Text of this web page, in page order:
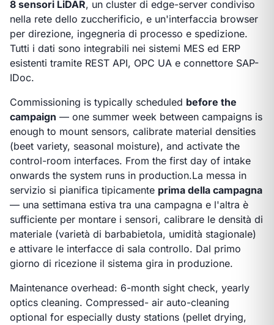
8 sensori LiDAR, un cluster di edge-server condiviso
nella rete dello zuccherificio, e un'interfaccia browser
per direzione, ingegneria di processo e spedizione.
Tutti i dati sono integrabili nei sistemi MES ed ERP
esistenti tramite REST API, OPC UA e connettore SAP-
IDoc.
Commissioning is typically scheduled before the
campaign — one summer week between campaigns is
enough to mount sensors, calibrate material densities
(beet variety, seasonal moisture), and activate the
control-room interfaces. From the first day of intake
onwards the system runs in production.La messa in
servizio si pianifica tipicamente prima della campagna
— una settimana estiva tra una campagna e l'altra è
sufficiente per montare i sensori, calibrare le densità di
materiale (varietà di barbabietola, umidità stagionale)
e attivare le interfacce di sala controllo. Dal primo
giorno di ricezione il sistema gira in produzione.
Maintenance overhead: 6-month sight check, yearly
optics cleaning. Compressed- air auto-cleaning
optional for especially dusty stations (pellet drying,